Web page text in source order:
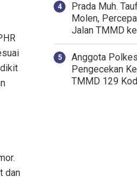
dan
Prada Muh.
Molen,
Jalan TMMD
Anggota
Pengecekan
TMMD 129